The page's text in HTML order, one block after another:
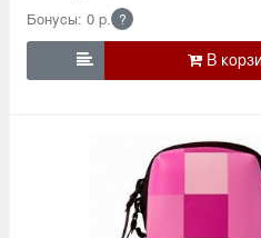
Бонусы: 0 р. ?
